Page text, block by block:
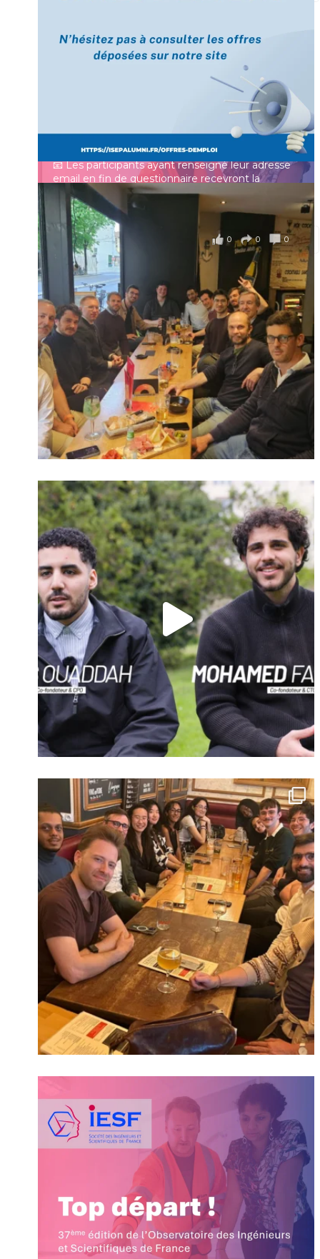
Charger plus Suivre sur Instagram
[Enquête IESF 2026] Top départ 🚀
👩‍🎓 Ingénieurs diplômés, vous avez jusqu’au 31
mai pour participer et faire entendre votre voix !
Depuis plus de 60 ans, cette enquête vise à établir
un panorama complet de la situation socio-
professionnelle des ingénieurs et scientifiques
français.
📧 Les participants ayant renseigné leur adresse
email en fin de questionnaire recevront la
synthèse des résultats...Voir plus
il y a 4 mois
0 0 0
Voir sur Facebook
Prénom
Mot de passe
Se souvenir de moi
Connexion
Identifiant oublié ?
Mot de passe
oublié ?